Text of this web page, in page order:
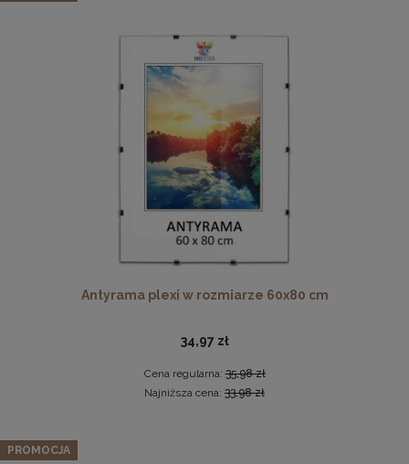
rozmiarze 15 x 21 cm w kolorze białym
14,99 zł
DO KOSZYKA
Antyrama plexi w rozmiarze 60x80 cm
34,97 zł
Cena regularna:35,98 zł
Najniższa cena: 33,98 zł
PROMOCJA